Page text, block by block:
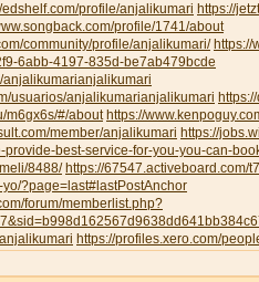
edshelf.com/profile/anjalikumari https://
profile/1741/about
community/profile/anjalikumari/ https://
6abb-4197-835d-be7ab479bcde
anjalikumarianjalikumari
usuarios/anjalikumarianjalikumari
m6gx6s/#/about https://
member/anjalikumari https://
best-service-for-you-you-can-
8488/ https://67547.activeboard.com/
?page=last#lastPostAnchor
forum/memberlist.php?
https://profiles.xero.com/